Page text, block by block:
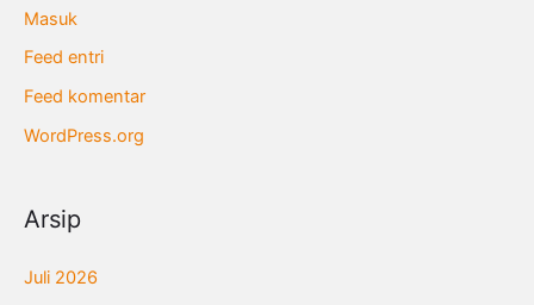
Masuk
Feed entri
Feed komentar
WordPress.org
Arsip
Juli 2026